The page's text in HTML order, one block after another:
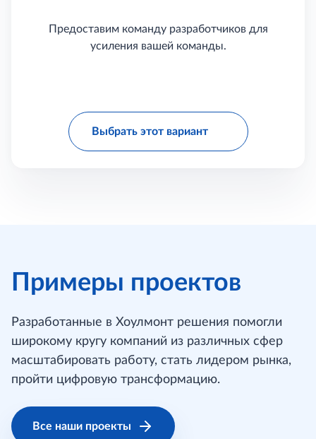
Предоставим команду разработчиков для
усиления вашей команды.
Выбрать этот вариант
Примеры проектов
Разработанные в Хоулмонт решения помогли
широкому кругу компаний из различных сфер
масштабировать работу, стать лидером рынка,
пройти цифровую трансформацию.
Все наши проекты